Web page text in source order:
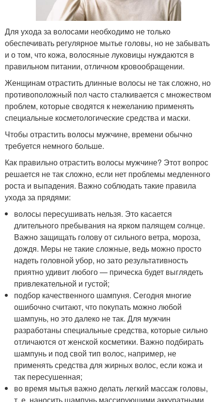
Для ухода за волосами необходимо не только
обеспечивать регулярное мытье головы, но не забывать
и о том, что кожа, волосяные луковицы нуждаются в
правильном питании, отличном кровообращении.
Женщинам отрастить длинные волосы не так сложно, но
противоположный пол часто сталкивается с множеством
проблем, которые сводятся к нежеланию применять
специальные косметологические средства и маски.
Чтобы отрастить волосы мужчине, времени обычно
требуется немного больше.
Как правильно отрастить волосы мужчине? Этот вопрос
решается не так сложно, если нет проблемы медленного
роста и выпадения. Важно соблюдать такие правила
ухода за прядями:
волосы пересушивать нельзя. Это касается
длительного пребывания на ярком палящем солнце.
Важно защищать голову от сильного ветра, мороза,
дождя. Меры не такие сложные, ведь можно просто
надеть головной убор, но зато результативность
приятно удивит любого — прическа будет выглядеть
привлекательной и густой;
подбор качественного шампуня. Сегодня многие
ошибочно считают, что покупать можно любой
шампунь, но это далеко не так. Для мужчин
разработаны специальные средства, которые сильно
отличаются от женской косметики. Важно подбирать
шампунь и под свой тип волос, например, не
применять средства для жирных волос, если кожа и
так пересушенная;
во время мытья важно делать легкий массаж головы,